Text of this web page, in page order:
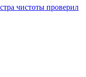
чистоты проверил